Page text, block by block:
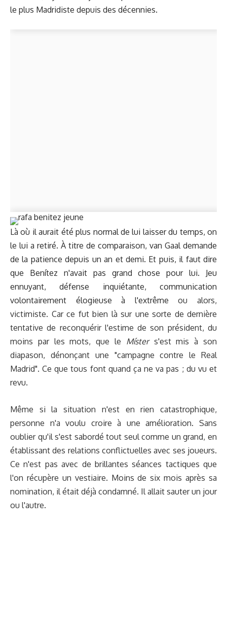
le plus Madridiste depuis des décennies.
Là où il aurait été plus normal de lui laisser du temps, on
le lui a retiré. À titre de comparaison, van Gaal demande
de la patience depuis un an et demi. Et puis, il faut dire
que Benítez n'avait pas grand chose pour lui. Jeu
ennuyant, défense inquiétante, communication
volontairement élogieuse à l'extrêmeou alors,
victimiste. Car ce fut bien là sur une sorte de dernière
tentative de reconquérir l'estime de son président, du
moins par les mots, que le Místers'est mis à son
diapason, dénonçant une "campagne contre le Real
Madrid". Ce que tous font quand ça ne va pas ; du vu et
revu.
Même si la situation n'est en rien catastrophique,
personne n'a voulu croire à une amélioration. Sans
oublier qu'il s'est sabordé tout seul comme un grand, en
établissant des relations conflictuelles avec ses joueurs.
Ce n'est pas avec de brillantes séances tactiques que
l'on récupère un vestiaire. Moins de six mois après sa
nomination, il était déjà condamné. Il allait sauter un jour
ou l'autre.